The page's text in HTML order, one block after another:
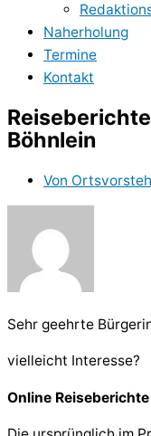
Naherholung
Termine
Kontakt
Böhnlein
Von
Sehr geehrte
vielleicht Interesse?
Online